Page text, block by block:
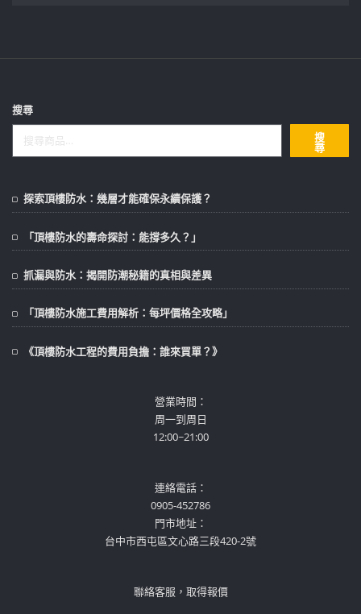
搜尋
搜
尋
探索頂樓防水：幾層才能確保永續保護？
「頂樓防水的壽命探討：能撐多久？」
抓漏與防水：揭開防潮秘籍的真相與差異
「頂樓防水施工費用解析：每坪價格全攻略」
《頂樓防水工程的費用負擔：誰來買單？》
營業時間：
周一到周日
12:00~21:00
連絡電話：
0905-452786
門市地址：
台中市西屯區文心路三段420-2號
聯絡客服，取得報價